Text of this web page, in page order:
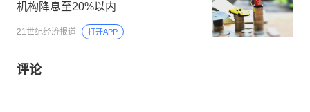
机构降息至20%以内
21世纪经济报道 打开APP
评论